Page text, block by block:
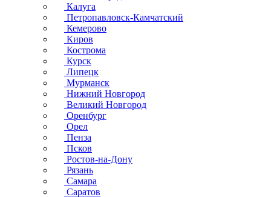
Калуга
Петропавловск-Камчатский
Кемерово
Киров
Кострома
Курск
Липецк
Мурманск
Нижний Новгород
Великий Новгород
Оренбург
Орел
Пенза
Псков
Ростов-на-Дону
Рязань
Самара
Саратов